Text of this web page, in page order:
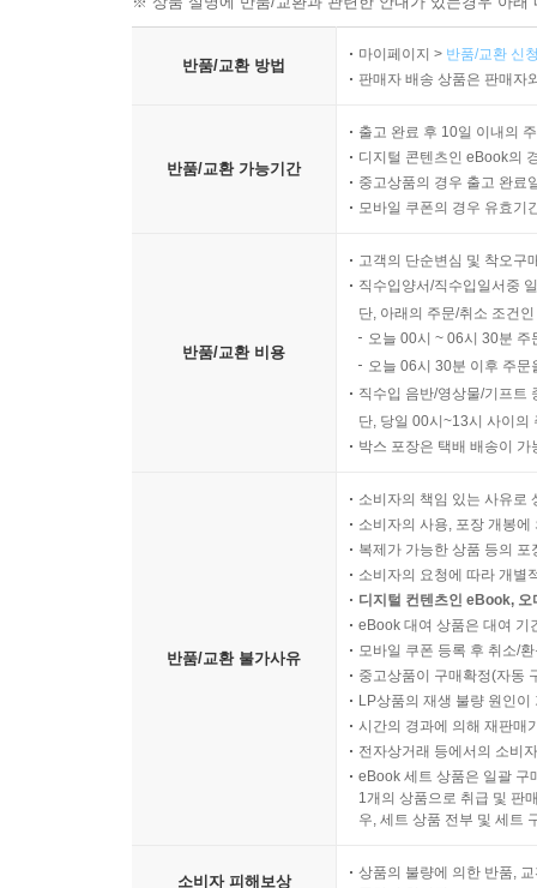
반품/교환 방법
마이페이지 > 반품/교환 신
판매자 배송 상품은 판매자
반품/교환 가능기간
출고 완료 후 10일 이내의
디지털 콘텐츠인 eBook의
중고상품의 경우 출고 완료
모바일 쿠폰의 경우 유효기
반품/교환 비용
고객의 단순변심 및 착오구
직수입양서/직수입일서중
단, 아래의 주문/취소 조건
오늘 00시 ~ 06시 30분
오늘 06시 30분 이후 주
직수입 음반/영상물/기프트
단, 당일 00시~13시 사이의
박스 포장은 택배 배송이
반품/교환 불가사유
소비자의 책임 있는 사유로
소비자의 사용, 포장 개봉
복제가 가능한 상품 등의
소비자의 요청에 따라 개별
디지털 컨텐츠인 eBook,
eBook 대여 상품은 대여 기
모바일 쿠폰 등록 후 취소/
중고상품이 구매확정(자동
LP상품의 재생 불량 원인
시간의 경과에 의해 재판매
전자상거래 등에서의 소비
eBook 세트 상품은 일괄 구
1개의 상품으로 취급 및 판
우, 세트 상품 전부 및 세트
소비자 피해보상
상품의 불량에 의한 반품,